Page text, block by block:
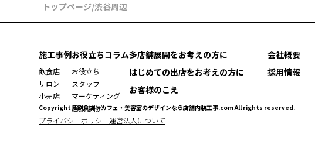
トップページ/渋谷周辺
施工事例
飲食店
サロン
小売店
お役立ちコラム
お役立ち
スタッフ
マーケティング
居抜き物件
多店舗展開をお考えの方に
はじめての出店をお考えの方に
お客様のこえ
会社概要
採用情報
プライバシーポリシー運営法人について
Copyright ® 飲食店・カフェ・美容室のデザインなら店舗内装工事.com All rights reserved.